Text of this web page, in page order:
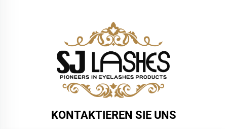
KONTAKTIEREN SIE UNS